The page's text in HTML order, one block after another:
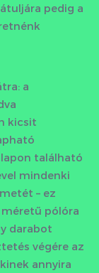
pedig a
a
kicsit
található
mindenki
– ez
pólóra
darabot
végére az
annyira